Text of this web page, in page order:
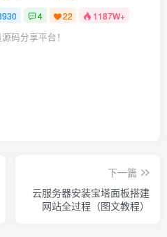
4 22 1187W+
码分享平台！
下一篇
云服务器安装宝塔面板搭建
网站全过程（图文教程）